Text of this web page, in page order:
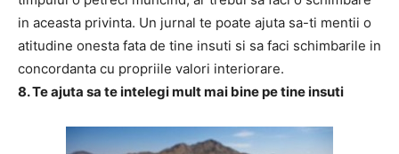
in aceasta privinta. Un jurnal te poate ajuta sa-ti mentii o
atitudine onesta fata de tine insuti si sa faci schimbarile in
concordanta cu propriile valori interiorare.
8. Te ajuta sa te intelegi mult mai bine pe tine insuti